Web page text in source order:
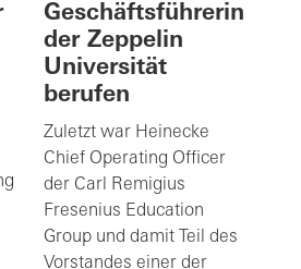
Geschäftsführerin
der Zeppelin
Universität
berufen
Zuletzt war Heinecke
Chief Operating Officer
der Carl Remigius
Fresenius Education
Group und damit Teil des
Vorstandes einer der